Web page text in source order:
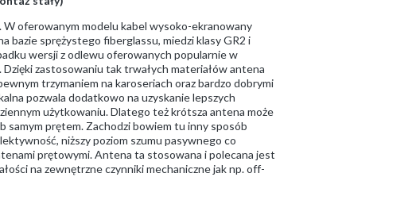
W oferowanym modelu kabel wysoko-ekranowany
bazie sprężystego fiberglassu, miedzi klasy GR2 i
wersji z odlewu oferowanych popularnie w
zastosowaniu tak trwałych materiałów antena
trzymaniem na karoseriach oraz bardzo dobrymi
pozwala dodatkowo na uzyskanie lepszych
użytkowaniu. Dlatego też krótsza antena może
samym prętem. Zachodzi bowiem tu inny sposób
niższy poziom szumu pasywnego co
prętowymi. Antena ta stosowana i polecana jest
na zewnętrzne czynniki mechaniczne jak np. off-